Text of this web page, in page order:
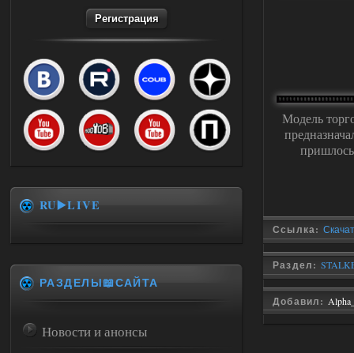
Модель
Ссылка:
Раздел:
Добавил:
Регистрация
RU▶️LIVE
РАЗДЕЛЫ📖САЙТА
Новости и анонсы